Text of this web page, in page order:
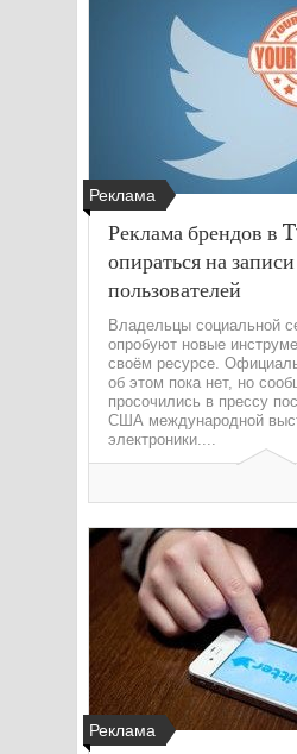
Реклама
Реклама брендов в
опираться на записи
пользователей
Владельцы социальной
опробуют новые
своём ресурсе.
об этом пока нет, но
просочились в прессу
США международной
электроники....
Реклама